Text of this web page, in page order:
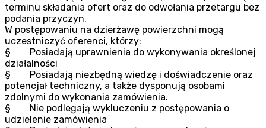
terminu składania ofert oraz do odwołania przetargu bez
podania przyczyn.
W postępowaniu na dzierżawę powierzchni mogą
uczestniczyć oferenci, którzy:
§ Posiadają uprawnienia do wykonywania określonej
działalności
§ Posiadają niezbędną wiedzę i doświadczenie oraz
potencjał techniczny, a także dysponują osobami
zdolnymi do wykonania zamówienia.
§ Nie podlegają wykluczeniu z postępowania o
udzielenie zamówienia